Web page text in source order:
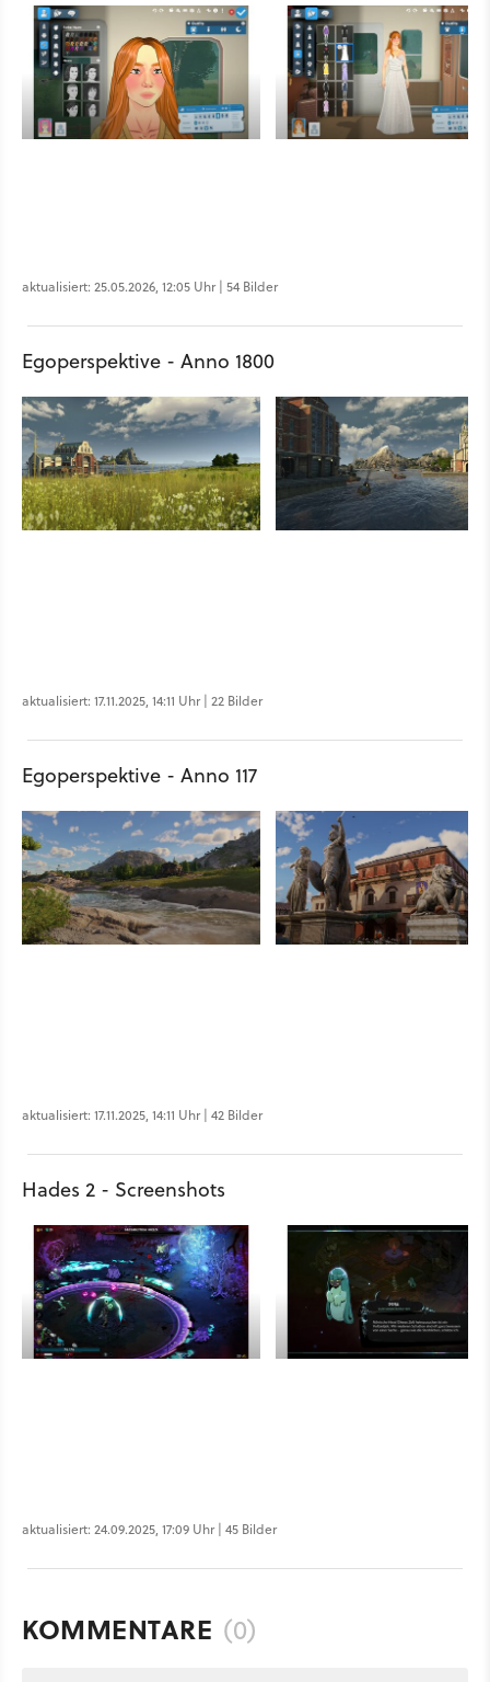
aktualisiert: 25.05.2026, 12:05 Uhr | 54 Bilder
Egoperspektive - Anno 1800
aktualisiert: 17.11.2025, 14:11 Uhr | 22 Bilder
Egoperspektive - Anno 117
aktualisiert: 17.11.2025, 14:11 Uhr | 42 Bilder
Hades 2 - Screenshots
aktualisiert: 24.09.2025, 17:09 Uhr | 45 Bilder
KOMMENTARE (0)